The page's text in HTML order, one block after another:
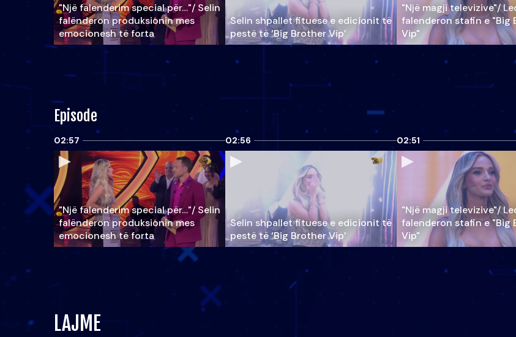
"Një falenderim special për…"/ Selin
falënderon produksionin mes
emocionesh të forta
Selin shpallet fituese e edicionit të
pestë të ‘Big Brother Vip’
"Një magji televizive"/
falenderon stafin e "Big
Vip"
Episode
02:57
"Një falenderim special për…"/ Selin
falënderon produksionin mes
emocionesh të forta
02:56
Selin shpallet fituese e edicionit të
pestë të ‘Big Brother Vip’
02:51
"Një magji televizive"/
falenderon stafin e "Big
Vip"
LAJME